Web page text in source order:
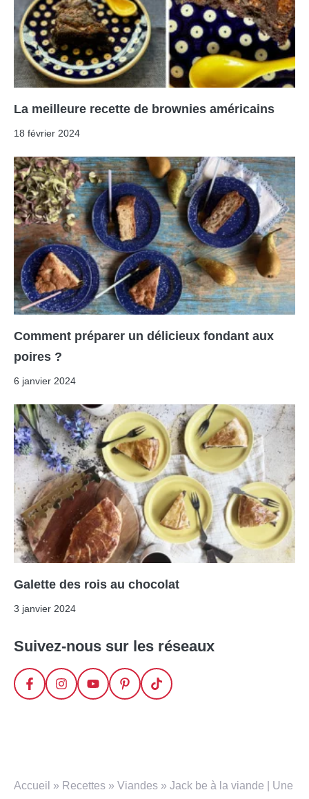
La meilleure recette de brownies américains
18 février 2024
Comment préparer un délicieux fondant aux
poires ?
6 janvier 2024
Galette des rois au chocolat
3 janvier 2024
Suivez-nous sur les réseaux
Accueil » Recettes » Viandes » Jack be à la viande | Une